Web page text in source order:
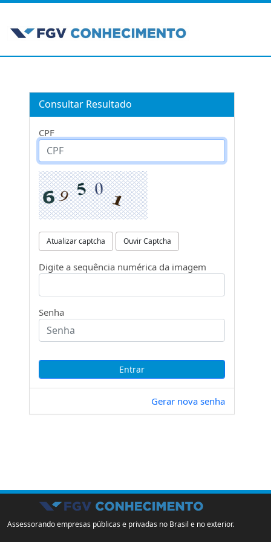
Consultar Resultado
CPF
Atualizar captcha Ouvir Captcha
Digite a sequência numérica da imagem
Senha
Gerar nova senha
Assessorando empresas públicas e privadas no Brasil e no exterior.